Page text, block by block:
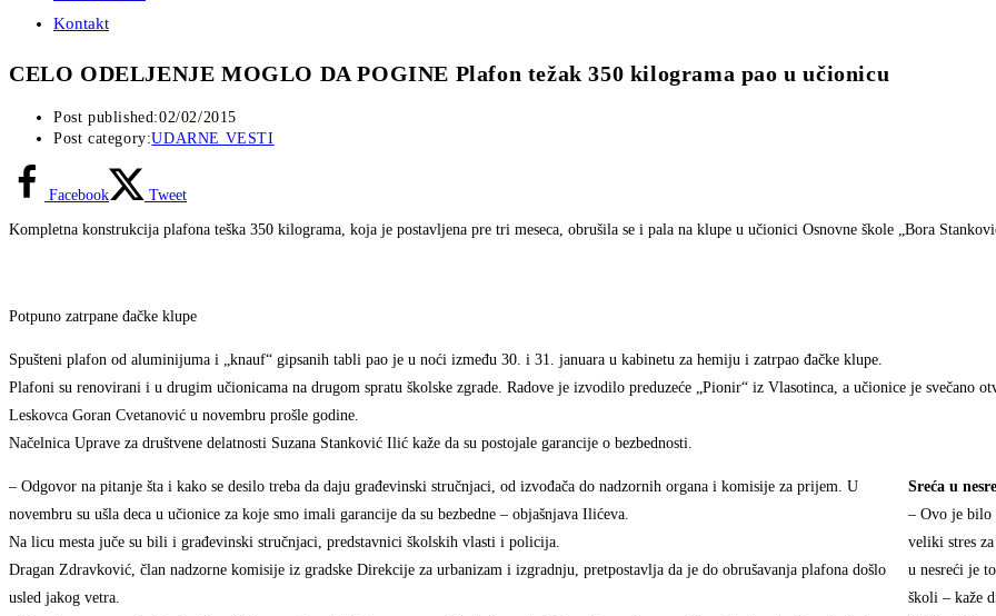
Kontakt
CELO ODELJENJE MOGLO DA POGINE Plafon težak 350 kilograma pao u učionicu
Post published:02/02/2015
Post category:UDARNE VESTI
Facebook Tweet
Kompletna konstrukcija plafona teška 350 kilograma, koja je postavljena pre tri meseca, obrušila se i pala na klupe u učionici Osnovne škole „Bora
Potpuno zatrpane đačke klupe
Spušteni plafon od aluminijuma i „knauf“ gipsanih tabli pao je u noći između 30. i 31. januara u kabinetu za hemiju i zatrpao đačke klupe.
Plafoni su renovirani i u drugim učionicama na drugom spratu školske zgrade. Radove je izvodilo preduzeće „Pionir“ iz Vlasotinca, a učionice je svečano
Leskovca Goran Cvetanović u novembru prošle godine.
Načelnica Uprave za društvene delatnosti Suzana Stanković Ilić kaže da su postojale garancije o bezbednosti.
Sreća u
– Ovo je bilo
veliki stres za
u nesreći je
školi – kaže
– Odgovor na pitanje šta i kako se desilo treba da daju građevinski stručnjaci, od izvođača do nadzornih organa i komisije za prijem. U
novembru su ušla deca u učionice za koje smo imali garancije da su bezbedne – objašnjava Ilićeva.
Na licu mesta juče su bili i građevinski stručnjaci, predstavnici školskih vlasti i policija.
Dragan Zdravković, član nadzorne komisije iz gradske Direkcije za urbanizam i izgradnju, pretpostavlja da je do obrušavanja plafona došlo
usled jakog vetra.